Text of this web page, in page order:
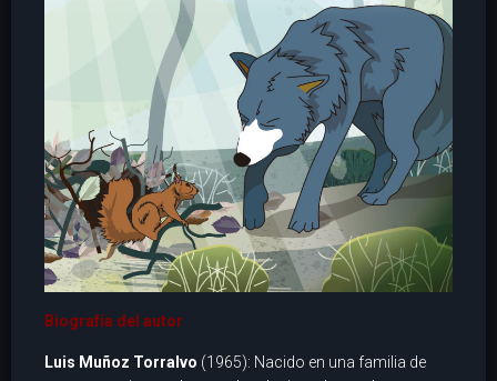
Biografía del autor
Luis Muñoz Torralvo (1965): Nacido en una familia de